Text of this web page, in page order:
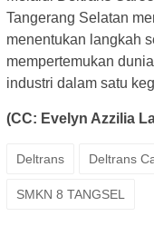
Tangerang Selatan
menentukan langkah
mempertemukan
industri dalam satu
(CC: Evelyn Azzilia
Deltrans Deltrans
SMKN 8 TANGSEL